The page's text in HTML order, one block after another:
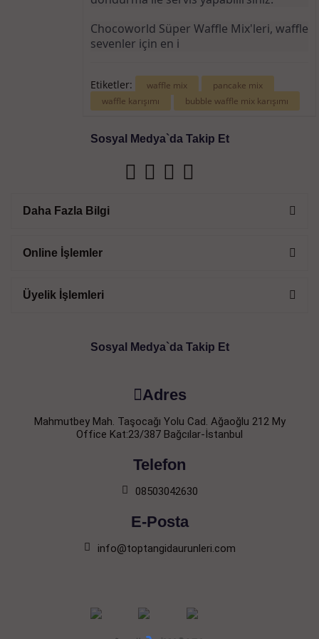
Chocoworld Süper Waffle Mix'leri, waffle
sevenler için en i
Etiketler: waffle mix
pancake mix
waffle karışımı
bubble waffle mix karışımı
Sosyal Medya`da Takip Et
Daha Fazla Bilgi
Online İşlemler
Üyelik İşlemleri
Sosyal Medya`da Takip Et
Adres
Mahmutbey Mah. Taşocağı Yolu Cad. Ağaoğlu 212 My
Office Kat:23/387 Bağcılar-İstanbul
Telefon
08503042630
E-Posta
info@toptangidaurunleri.com